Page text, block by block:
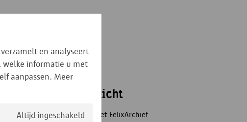
Archievenoverzicht
van alle archieven in het FelixArchief
en analyseert
welke informatie u met
aanpassen. Meer
Altijd ingeschakeld